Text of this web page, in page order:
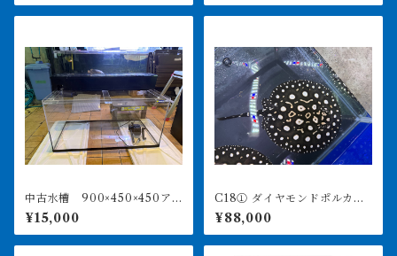
中古水槽 900×450×450ア
クリル水槽 上部濾過セット
¥15,000
C18① ダイヤモンドポルカ
アルビノヘテロ 体盤16㎝前
後 ♀
¥88,000